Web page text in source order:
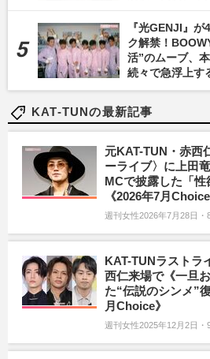
『光GENJI』
ク解禁！
活”のムーブ、
続々で急浮上す
KAT-TUNの最新記事
元KAT-TUN・赤西
ーライブ〉に上田
MCで披露した「性
《2026年7月Choice
週刊女性2026年7月28日・
KAT-TUNラストラ
西仁来場で《一旦
た“伝説のシンメ”
月Choice》
週刊女性2025年12月2日・